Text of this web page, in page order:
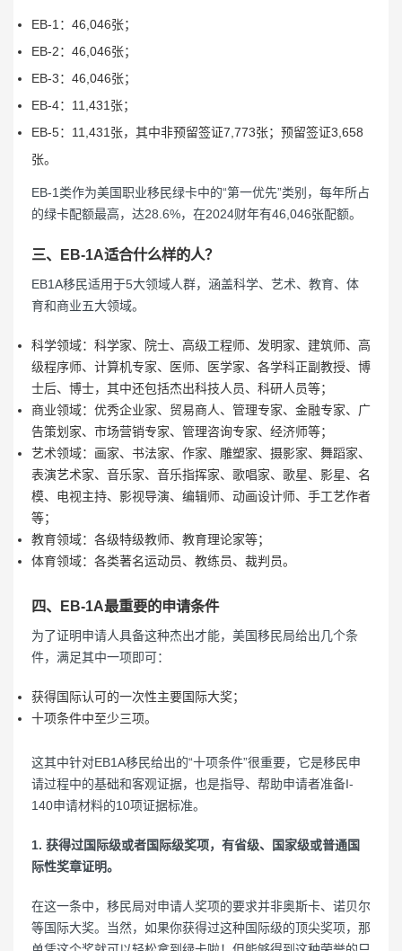
EB-1：46,046张；
EB-2：46,046张；
EB-3：46,046张；
EB-4：11,431张；
EB-5：11,431张，其中非预留签证7,773张；预留签证3,658
张。
EB-1类作为美国职业移民绿卡中的“第一优先”类别，每年所占
的绿卡配额最高，达28.6%，在2024财年有46,046张配额。
三、EB-1A适合什么样的人？
EB1A移民适用于5大领域人群，涵盖科学、艺术、教育、体
育和商业五大领域。
科学领域：科学家、院士、高级工程师、发明家、建筑师、高
级程序师、计算机专家、医师、医学家、各学科正副教授、博
士后、博士，其中还包括杰出科技人员、科研人员等；
商业领域：优秀企业家、贸易商人、管理专家、金融专家、广
告策划家、市场营销专家、管理咨询专家、经济师等；
艺术领域：画家、书法家、作家、雕塑家、摄影家、舞蹈家、
表演艺术家、音乐家、音乐指挥家、歌唱家、歌星、影星、名
模、电视主持、影视导演、编辑师、动画设计师、手工艺作者
等；
教育领域：各级特级教师、教育理论家等；
体育领域：各类著名运动员、教练员、裁判员。
四、EB-1A最重要的申请条件
为了证明申请人具备这种杰出才能，美国移民局给出几个条
件，满足其中一项即可：
获得国际认可的一次性主要国际大奖；
十项条件中至少三项。
这其中针对EB1A移民给出的“十项条件”很重要，它是移民申
请过程中的基础和客观证据，也是指导、帮助申请者准备I-
140申请材料的10项证据标准。
1. 获得过国际级或者国际级奖项，有省级、国家级或普通国
际性奖章证明。
在这一条中，移民局对申请人奖项的要求并非奥斯卡、诺贝尔
等国际大奖。当然，如果你获得过这种国际级的顶尖奖项，那